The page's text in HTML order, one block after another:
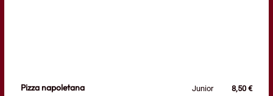
Pizza napoletana Junior
8,50 €